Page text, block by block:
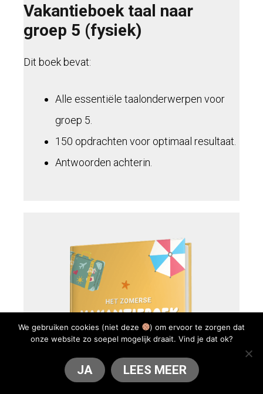
Vakantieboek taal naar
groep 5 (fysiek)
Dit boek bevat:
Alle essentiële taalonderwerpen voor
groep 5.
150 opdrachten voor optimaal resultaat.
Antwoorden achterin.
We gebruiken cookies (niet deze
) om ervoor te zorgen dat
onze website zo soepel mogelijk draait. Vind je dat ok?
JA LEES MEER